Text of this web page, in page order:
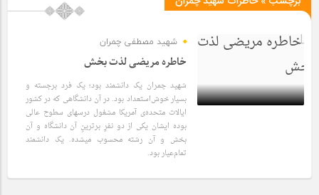
شهید مصطفی چمران
خاطره مریضی لذت بخش
شهید چمران یک دانشمند بود؛ یک فرد برجسته و
بسیار خوش‌استعداد بود. در آن دانشگاهی که در کشور
ایالات متحده‌ی آمریکا مشغول درسهای سطوح عالی
بوده ایشان یکی از دو نفرِ برترینِ آن دانشگاه و آن
بخش و آن رشته محسوب میشده. یک دانشمند
تمام‌عیار بود.